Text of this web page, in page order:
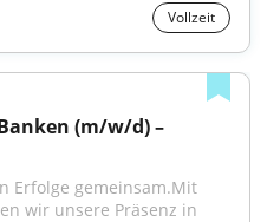
Vollzeit
(m/w/d) –
Erfolge gemeinsam.Mit
wir unsere Präsenz in